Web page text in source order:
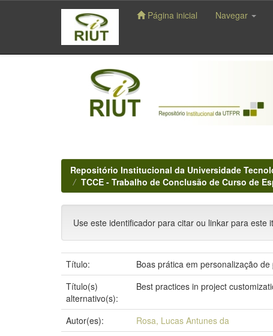
navigation
Página inicial Navegar
Repositório Institucional da Universidade
TCCE - Trabalho de Conclusão de Curso de
Use este identificador para citar ou linkar para este
Título:
Boas prática em personalização
Título(s)
alternativo(s):
Best practices in project
Autor(es):
Rosa, Lucas Antunes da